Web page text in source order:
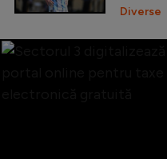
Diverse